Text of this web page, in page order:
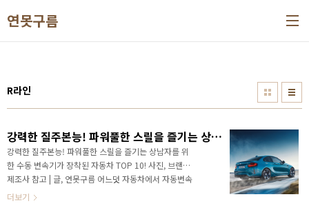
연못구름
R라인
강력한 질주본능! 파워풀한 스릴을 즐기는 상남자를 위한 수동 변속기가 장착된 자동차 TOP 10!
강력한 질주본능! 파워풀한 스릴을 즐기는 상남자를 위
한 수동 변속기가 장착된 자동차 TOP 10! 사진, 브랜드
제조사 참고 | 글, 연못구름 어느덧 자동차에서 자동변속
기는 선택이 아닌, 필수가 된 것 같은 시대에 살고 있습
더보기